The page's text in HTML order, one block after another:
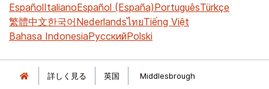
EspañolItalianoEspañol (España)PortuguêsTürkçe
繁體中文한국어NederlandsไทยTiếng Việt
Bahasa IndonesiaРусскийPolski
詳しく見る 英国 Middlesbrough